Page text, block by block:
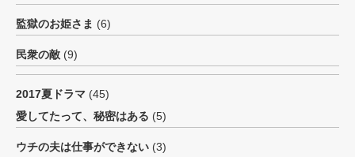
監獄のお姫さま (6)
民衆の敵 (9)
2017夏ドラマ (45)
愛してたって、秘密はある (5)
ウチの夫は仕事ができない (3)